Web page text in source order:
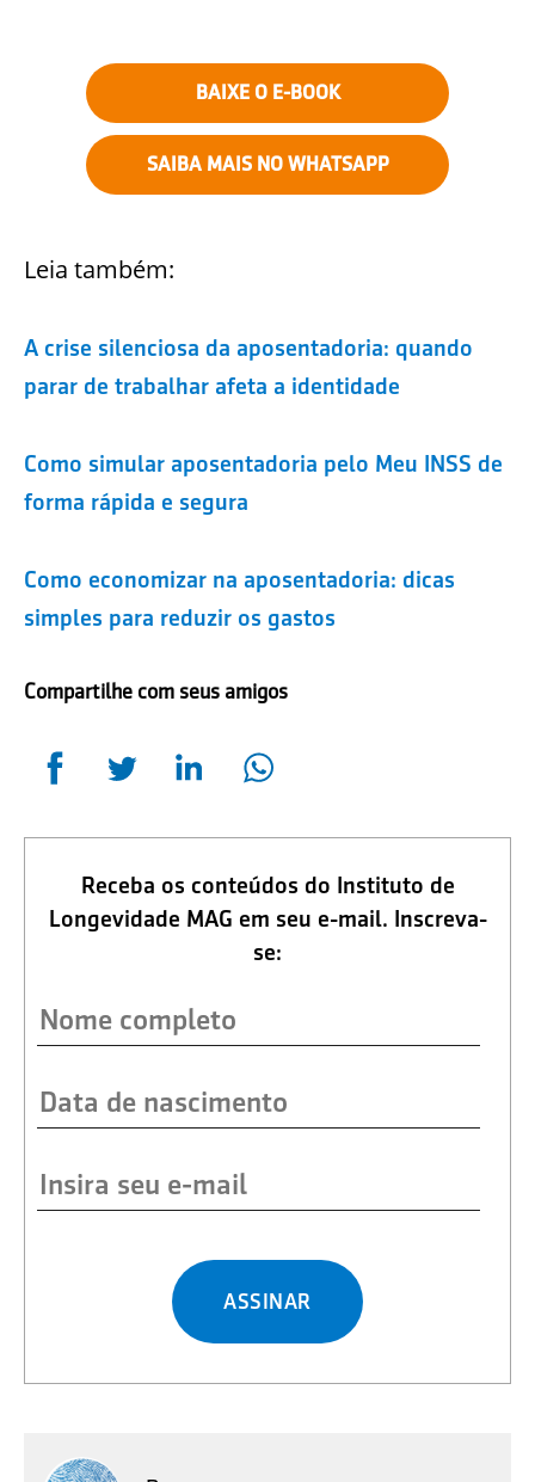
BAIXE O E-BOOK
SAIBA MAIS NO WHATSAPP
Leia também:
A crise silenciosa da aposentadoria: quando
parar de trabalhar afeta a identidade
Como simular aposentadoria pelo Meu INSS de
forma rápida e segura
Como economizar na aposentadoria: dicas
simples para reduzir os gastos
Compartilhe com seus amigos
Receba os conteúdos do Instituto de
Longevidade MAG em seu e-mail. Inscreva-
se:
ASSINAR